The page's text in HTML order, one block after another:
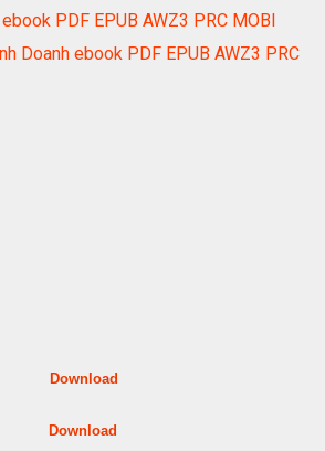
PDF EPUB AWZ3 PRC MOBI
Doanh ebook PDF EPUB AWZ3 PRC
Download
Download